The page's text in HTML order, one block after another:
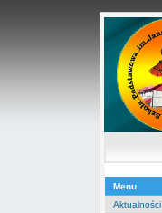
Menu
Aktualności